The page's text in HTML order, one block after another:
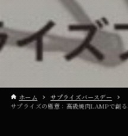
ホーム
サプライズバースデー
サプライズの極意：高級焼肉LAMPで創